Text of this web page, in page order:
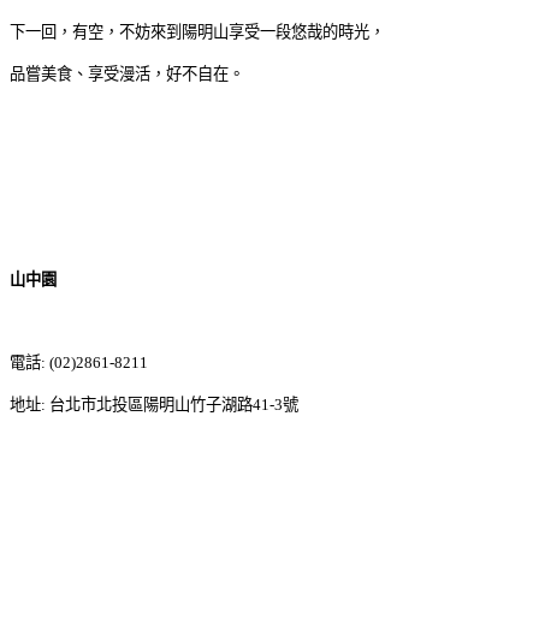
下一回，有空，不妨來到陽明山享受一段悠哉的時光，
品嘗美食、享受漫活，好不自在。
山中園
電話: (02)2861-8211
地址: 台北市北投區陽明山竹子湖路41-3號